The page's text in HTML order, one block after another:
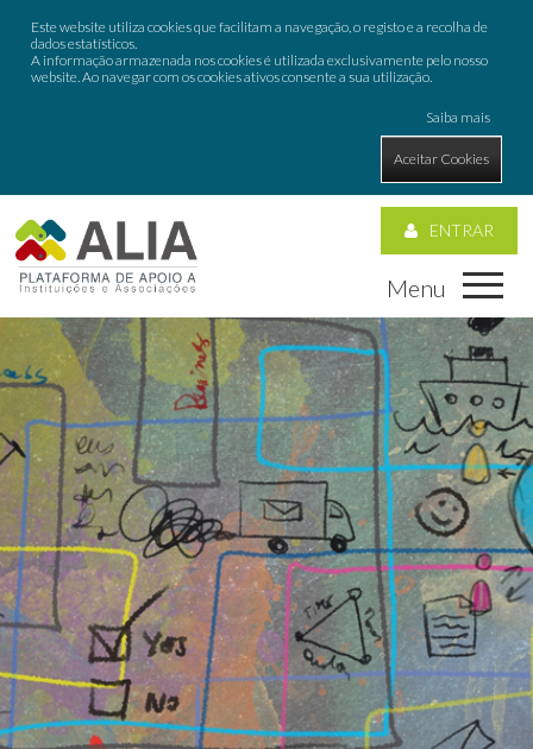
Este website utiliza cookies que facilitam a navegação, o registo e a recolha de
dados estatísticos.
A informação armazenada nos cookies é utilizada exclusivamente pelo nosso
website. Ao navegar com os cookies ativos consente a sua utilização.
Saiba mais
Aceitar Cookies
ENTRAR
Menu